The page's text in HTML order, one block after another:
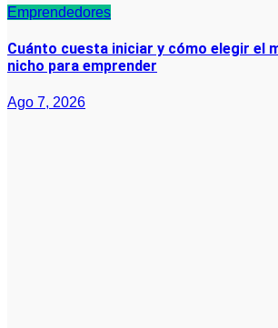
Emprendedores
Cuánto cuesta iniciar y cómo elegir el
nicho para emprender
Ago 7, 2026